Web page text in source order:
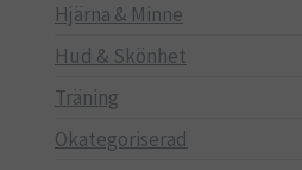
Hjärna & Minne
Hud & Skönhet
Träning
Okategoriserad